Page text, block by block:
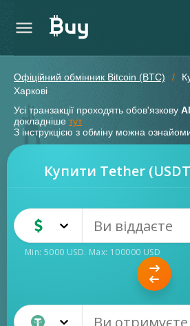
Офіційний обмінник Bitcoin (BTC)
Харкові
Усі транзакції проходять обов'язкову
докладніше тут
З інструкцією з обміну можна
Купити Tether
Готівка USD
Min: 5000 USD. Max: 100000 USD
Tether TRC20 (USDT)